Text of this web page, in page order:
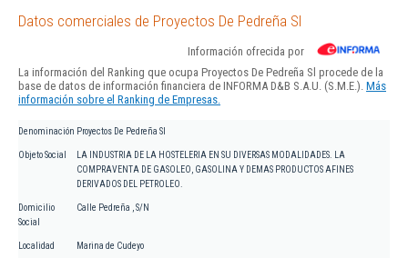
Datos comerciales de Proyectos De Pedreña Sl
Información ofrecida por
La información del Ranking que ocupa Proyectos De Pedreña Sl procede de la
base de datos de información financiera de INFORMA D&B S.A.U. (S.M.E.). Más
información sobre el Ranking de Empresas.
Denominación Proyectos De Pedreña Sl
Objeto Social
LA INDUSTRIA DE LA HOSTELERIA EN SU DIVERSAS MODALIDADES. LA
COMPRAVENTA DE GASOLEO, GASOLINA Y DEMAS PRODUCTOS AFINES
DERIVADOS DEL PETROLEO.
Domicilio
Social
Calle Pedreña , S/N
Localidad Marina de Cudeyo